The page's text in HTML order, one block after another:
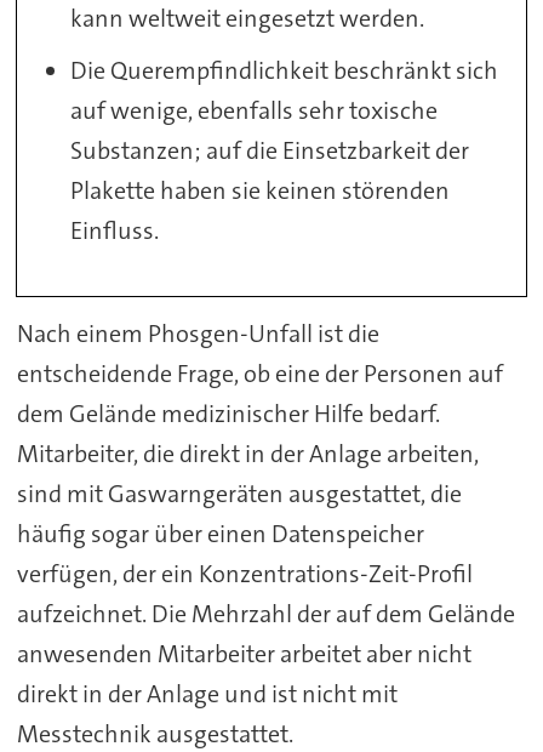
kann weltweit eingesetzt werden.
Die Querempfindlichkeit beschränkt sich
auf wenige, ebenfalls sehr toxische
Substanzen; auf die Einsetzbarkeit der
Plakette haben sie keinen störenden
Einfluss.
Nach einem Phosgen-Unfall ist die
entscheidende Frage, ob eine der Personen auf
dem Gelände medizinischer Hilfe bedarf.
Mitarbeiter, die direkt in der Anlage arbeiten,
sind mit Gaswarngeräten ausgestattet, die
häufig sogar über einen Datenspeicher
verfügen, der ein Konzentrations-Zeit-Profil
aufzeichnet. Die Mehrzahl der auf dem Gelände
anwesenden Mitarbeiter arbeitet aber nicht
direkt in der Anlage und ist nicht mit
Messtechnik ausgestattet.